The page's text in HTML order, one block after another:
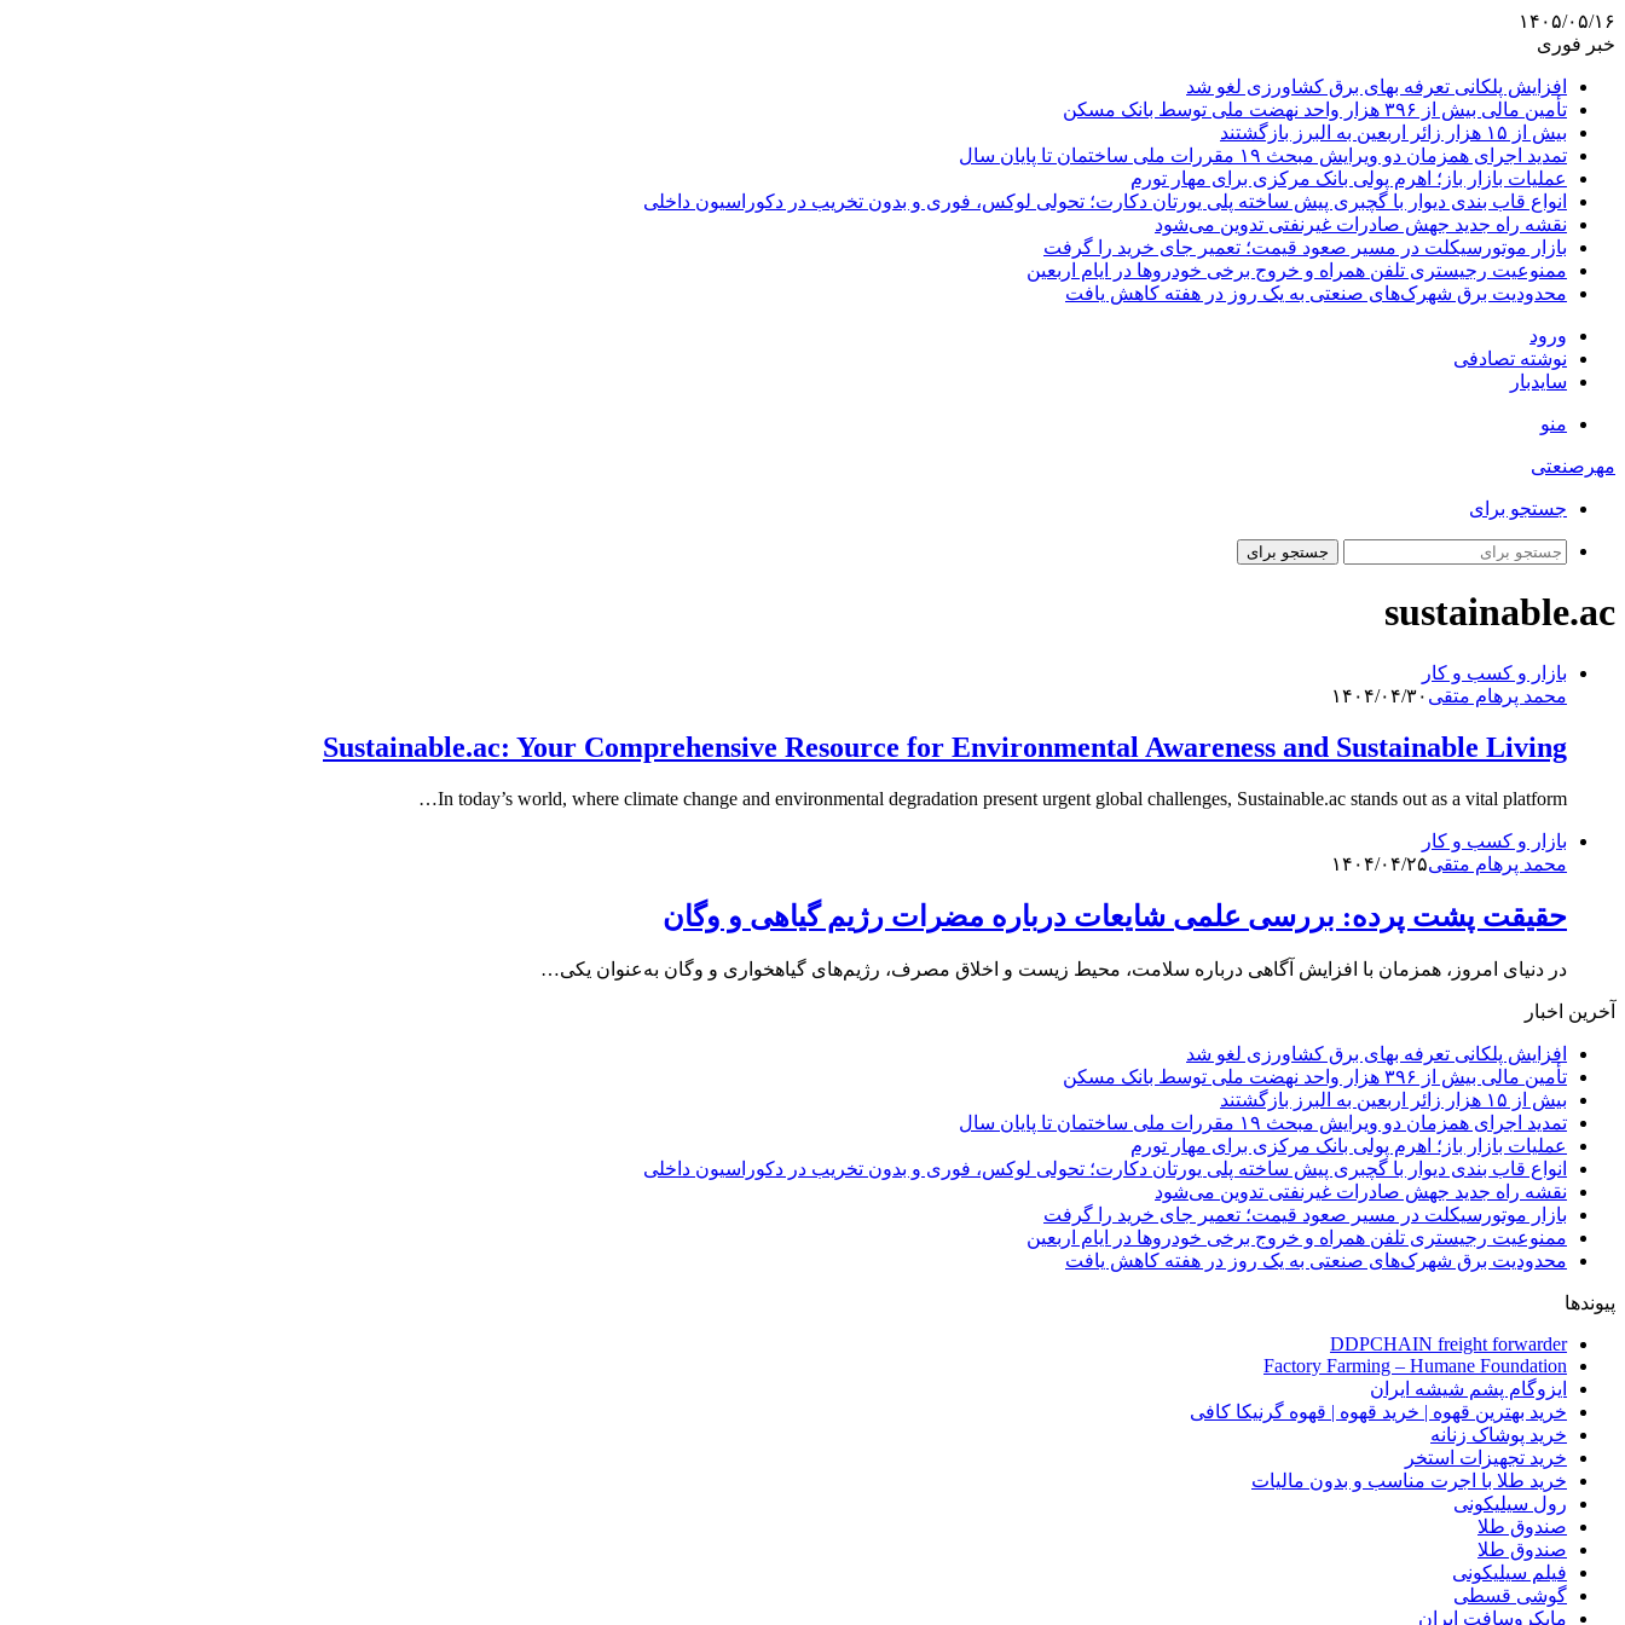
۱۴۰۵/۰۵/۱۶
خبر فوری
افزایش پلکانی تعرفه بهای برق کشاورزی لغو شد
تأمین مالی بیش از ۳۹۶ هزار واحد نهضت ملی توسط بانک مسکن
بیش از ۱۵ هزار زائر اربعین به البرز بازگشتند
تمدید اجرای همزمان دو ویرایش مبحث ۱۹ مقررات ملی ساختمان تا پایان سال
عملیات بازار باز؛ اهرم پولی بانک مرکزی برای مهار تورم
انواع قاب بندی دیوار با گچبری پیش ساخته پلی یورتان دکارت؛ تحولی لوکس، فوری و بدون تخریب در دکوراسیون داخلی
نقشه راه جدید جهش صادرات غیرنفتی تدوین می‌شود
بازار موتورسیکلت در مسیر صعود قیمت؛ تعمیر جای خرید را گرفت
ممنوعیت رجیستری تلفن همراه و خروج برخی خودروها در ایام اربعین
محدودیت برق شهرک‌های صنعتی به یک روز در هفته کاهش یافت
ورود
نوشته تصادفی
سایدبار
منو
مهرصنعتی
جستجو برای
جستجو برای
sustainable.ac
بازار و کسب و کار
محمد پرهام متقی ۱۴۰۴/۰۴/۳۰
Sustainable.ac: Your Comprehensive Resource for Environmental Awareness and Sustainable Living
In today’s world, where climate change and environmental degradation present urgent global challenges, Sustainable.ac stands out as a vital platform…
بازار و کسب و کار
محمد پرهام متقی۱۴۰۴/۰۴/۲۵
حقیقت پشت پرده: بررسی علمی شایعات درباره مضرات رژیم گیاهی و وگان
در دنیای امروز، همزمان با افزایش آگاهی درباره سلامت، محیط‌ زیست و اخلاق مصرف، رژیم‌های گیاهخواری و وگان به‌عنوان یکی…
آخرین اخبار
افزایش پلکانی تعرفه بهای برق کشاورزی لغو شد
تأمین مالی بیش از ۳۹۶ هزار واحد نهضت ملی توسط بانک مسکن
بیش از ۱۵ هزار زائر اربعین به البرز بازگشتند
تمدید اجرای همزمان دو ویرایش مبحث ۱۹ مقررات ملی ساختمان تا پایان سال
عملیات بازار باز؛ اهرم پولی بانک مرکزی برای مهار تورم
انواع قاب بندی دیوار با گچبری پیش ساخته پلی یورتان دکارت؛ تحولی لوکس، فوری و بدون تخریب در دکوراسیون داخلی
نقشه راه جدید جهش صادرات غیرنفتی تدوین می‌شود
بازار موتورسیکلت در مسیر صعود قیمت؛ تعمیر جای خرید را گرفت
ممنوعیت رجیستری تلفن همراه و خروج برخی خودروها در ایام اربعین
محدودیت برق شهرک‌های صنعتی به یک روز در هفته کاهش یافت
پیوندها
DDPCHAIN freight forwarder
Factory Farming – Humane Foundation
ایزوگام پشم شیشه ایران
خرید بهترین قهوه | خرید قهوه | قهوه گرنیکا کافی
خرید پوشاک زنانه
خرید تجهیزات استخر
خرید طلا با اجرت مناسب و بدون مالیات
رول سیلیکونی
صندوق طلا
صندوق طلا
فیلم سیلیکونی
گوشی قسطی
مایکروسافت ایران